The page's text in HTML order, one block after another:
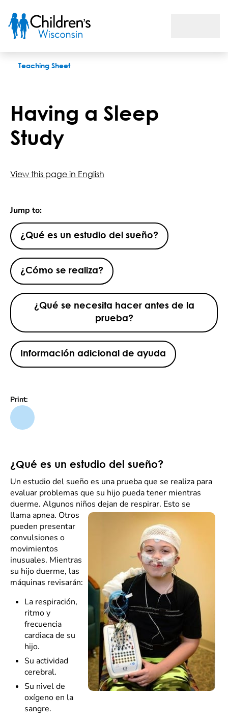
Teaching Sheet
Having a Sleep
Study
View this page in English
Jump to:
¿Qué es un estudio del sueño?
¿Cómo se realiza?
¿Qué se necesita hacer antes de la
prueba?
Información adicional de ayuda
Print:
¿Qué es un estudio del sueño?
Un estudio del sueño es una prueba que se realiza para
evaluar problemas que su hijo pueda tener mientras
duerme. Algunos niños dejan de respirar. Esto se
llama apnea. Otros
pueden presentar
convulsiones o
movimientos
inusuales. Mientras
su hijo duerme, las
máquinas revisarán:
La respiración,
ritmo y
frecuencia
cardiaca de su
hijo.
Su actividad
cerebral.
Su nivel de
oxígeno en la
sangre.